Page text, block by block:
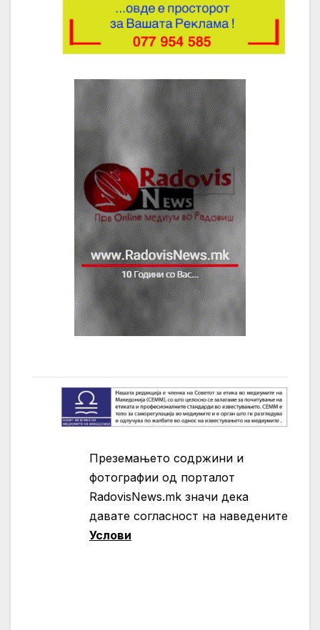
Преземањето содржини и
фотографии од порталот
RadovisNews.mk значи дека
давате согласност на нaведените
Услови